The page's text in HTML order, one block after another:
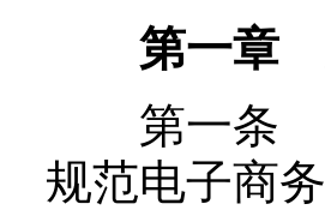
第一章
第一条 为
规范电子商